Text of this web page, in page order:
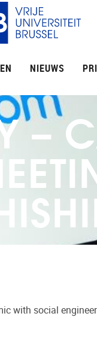
NIEUWS
–
with social